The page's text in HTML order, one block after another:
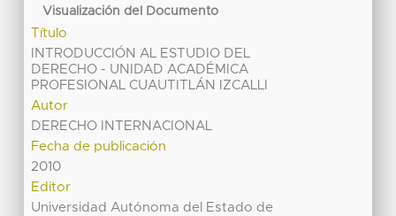
Visualización del Documento
Título
INTRODUCCIÓN AL ESTUDIO DEL
DERECHO - UNIDAD ACADÉMICA
PROFESIONAL CUAUTITLÁN IZCALLI
Autor
DERECHO INTERNACIONAL
Fecha de publicación
2010
Editor
Universidad Autónoma del Estado de